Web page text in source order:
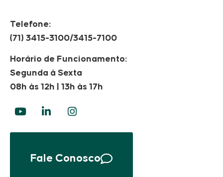
Telefone:
(71) 3415-3100/3415-7100
Horário de Funcionamento:
Segunda à Sexta
08h às 12h | 13h às 17h
Fale Conosco